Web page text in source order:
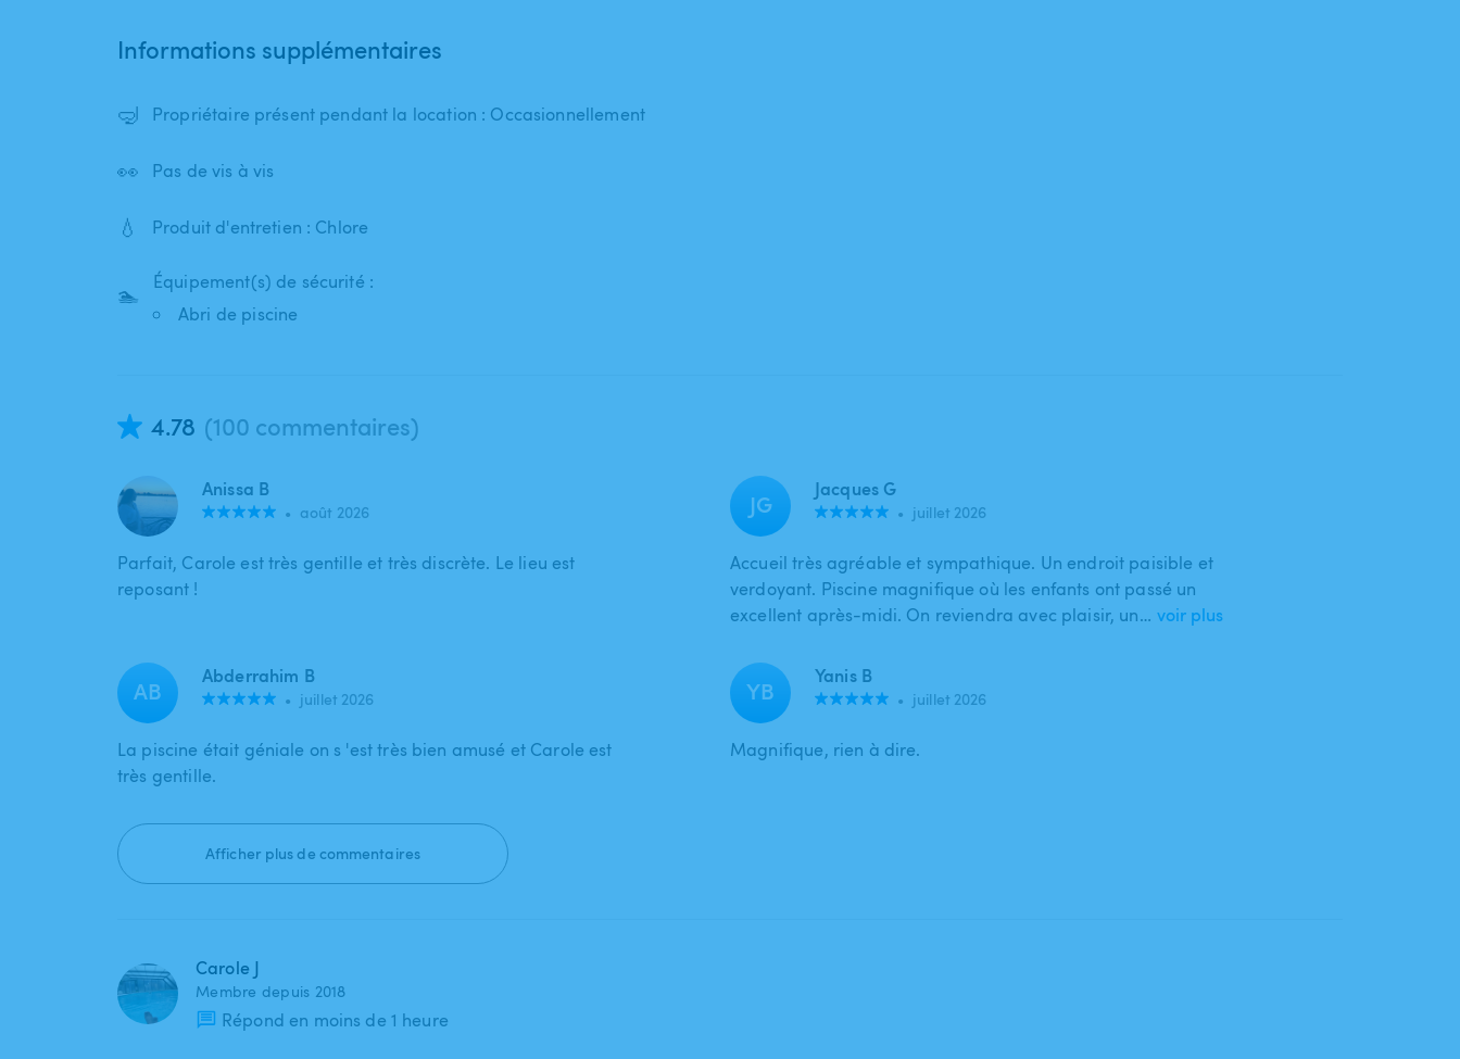
Informations supplémentaires
🤿 Propriétaire présent pendant la location : Occasionnellement
👀 Pas de vis à vis
💧 Produit d'entretien : Chlore
🏊
Équipement(s) de sécurité :
Abri de piscine
4.78 (100 commentaires)
Anissa B
• août 2026
Parfait, Carole est très gentille et très discrète. Le lieu est
reposant !
JG Jacques G
• juillet 2026
Accueil très agréable et sympathique. Un endroit paisible et
verdoyant. Piscine magnifique où les enfants ont passé un
excellent après-midi. On reviendra avec plaisir, un… voir plus
AB Abderrahim B
• juillet 2026
La piscine était géniale on s 'est très bien amusé et Carole est
très gentille.
YB Yanis B
• juillet 2026
Magnifique, rien à dire.
Afficher plus de commentaires
Carole J
Membre depuis 2018
Répond en moins de 1 heure